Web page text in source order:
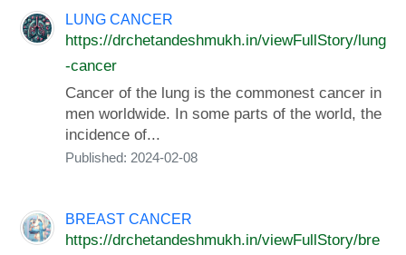
LUNG CANCER
https://drchetandeshmukh.in/viewFullStory/lung
-cancer
Cancer of the lung is the commonest cancer in
men worldwide. In some parts of the world, the
incidence of...
Published: 2024-02-08
BREAST CANCER
https://drchetandeshmukh.in/viewFullStory/bre